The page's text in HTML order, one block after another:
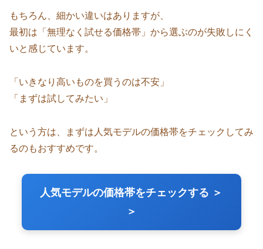
もちろん、細かい違いはありますが、
最初は「無理なく試せる価格帯」から選ぶのが失敗しにく
いと感じています。
「いきなり高いものを買うのは不安」
「まずは試してみたい」
という方は、まずは人気モデルの価格帯をチェックしてみ
るのもおすすめです。
人気モデルの価格帯をチェックする ＞
＞